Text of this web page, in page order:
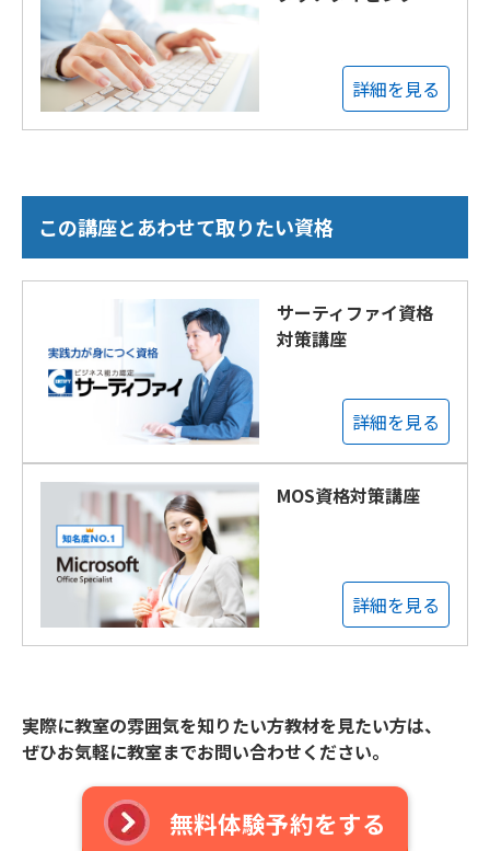
詳細を見る
この講座とあわせて取りたい資格
サーティファイ資格
対策講座
詳細を見る
MOS資格対策講座
詳細を見る
実際に教室の雰囲気を知りたい方教材を見たい方は、
ぜひお気軽に教室までお問い合わせください。
無料体験予約をする